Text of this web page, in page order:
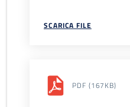
SCARICA FILE
PDF (167KB)